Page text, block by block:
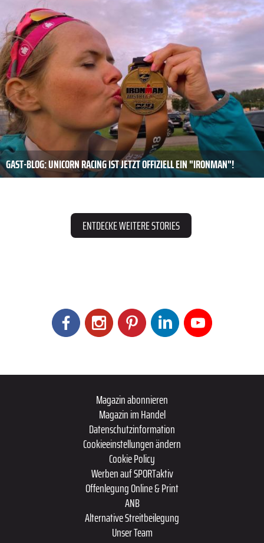
GAST-BLOG: UNICORN RACING IST JETZT OFFIZIELL EIN "IRONMAN"!
ENTDECKE WEITERE STORIES
Magazin abonnieren
Magazin im Handel
Datenschutzinformation
Cookieeinstellungen ändern
Cookie Policy
Werben auf SPORTaktiv
Offenlegung Online & Print
ANB
Alternative Streitbeilegung
Unser Team